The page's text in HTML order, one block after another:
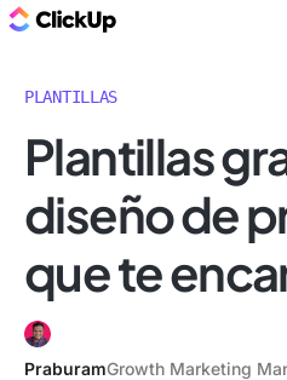
PLANTILLAS
Plantillas
diseño de
que te
PraburamGrowth Marketing